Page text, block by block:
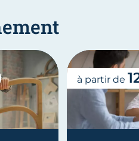
à partir de